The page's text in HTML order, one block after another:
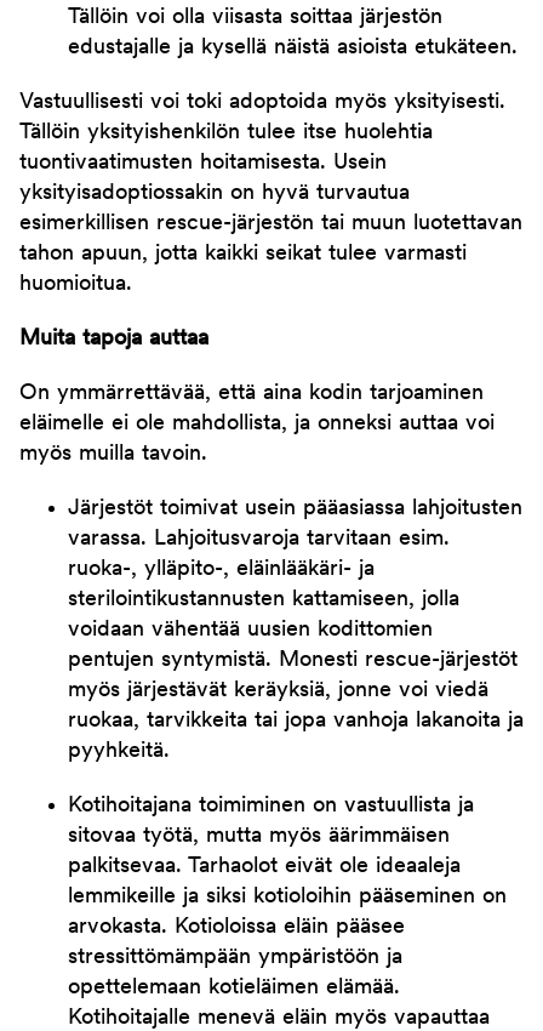
Tällöin voi olla viisasta soittaa järjestön
edustajalle ja kysellä näistä asioista etukäteen.
Vastuullisesti voi toki adoptoida myös yksityisesti.
Tällöin yksityishenkilön tulee itse huolehtia
tuontivaatimusten hoitamisesta. Usein
yksityisadoptiossakin on hyvä turvautua
esimerkillisen rescue-järjestön tai muun luotettavan
tahon apuun, jotta kaikki seikat tulee varmasti
huomioitua.
Muita tapoja auttaa
On ymmärrettävää, että aina kodin tarjoaminen
eläimelle ei ole mahdollista, ja onneksi auttaa voi
myös muilla tavoin.
Järjestöt toimivat usein pääasiassa lahjoitusten
varassa. Lahjoitusvaroja tarvitaan esim.
ruoka-, ylläpito-, eläinlääkäri- ja
sterilointikustannusten kattamiseen, jolla
voidaan vähentää uusien kodittomien
pentujen syntymistä. Monesti rescue-järjestöt
myös järjestävät keräyksiä, jonne voi viedä
ruokaa, tarvikkeita tai jopa vanhoja lakanoita ja
pyyhkeitä.
Kotihoitajana toimiminen on vastuullista ja
sitovaa työtä, mutta myös äärimmäisen
palkitsevaa. Tarhaolot eivät ole ideaaleja
lemmikeille ja siksi kotioloihin pääseminen on
arvokasta. Kotioloissa eläin pääsee
stressittömämpään ympäristöön ja
opettelemaan kotieläimen elämää.
Kotihoitajalle menevä eläin myös vapauttaa